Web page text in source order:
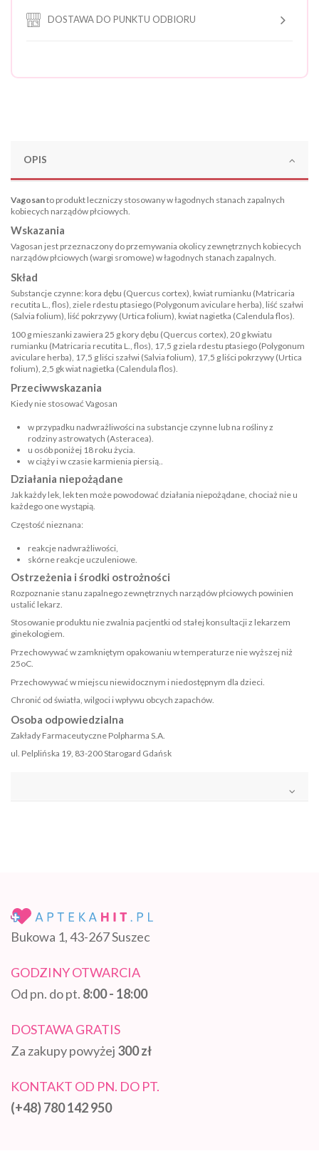
DOSTAWA DO PUNKTU ODBIORU
OPIS
Vagosanto produkt leczniczy stosowany w łagodnych stanach zapalnych
kobiecych narządów płciowych.
Wskazania
Vagosan jest przeznaczony do przemywania okolicy zewnętrznych kobiecych
narządów płciowych (wargi sromowe) w łagodnych stanach zapalnych.
Skład
Substancje czynne: kora dębu (Quercus cortex), kwiat rumianku (Matricaria
recutita L., flos), ziele rdestu ptasiego (Polygonum aviculare herba), liść szałwi
(Salvia folium), liść pokrzywy (Urtica folium), kwiat nagietka (Calendula flos).
100 g mieszanki zawiera 25 g kory dębu (Quercus cortex), 20 g kwiatu
rumianku (Matricaria recutita L., flos), 17,5 g ziela rdestu ptasiego (Polygonum
aviculare herba), 17,5 g liści szałwi (Salvia folium), 17,5 g liści pokrzywy (Urtica
folium), 2,5 gk wiat nagietka (Calendula flos).
Przeciwwskazania
Kiedy nie stosować Vagosan
w przypadku nadwrażliwości na substancje czynne lub na rośliny z
rodziny astrowatych (Asteracea).
u osób poniżej 18 roku życia.
w ciąży i w czasie karmienia piersią..
Działania niepożądane
Jak każdy lek, lek ten może powodować działania niepożądane, chociaż nie u
każdego one wystąpią.
Częstość nieznana:
reakcje nadwrażliwości,
skórne reakcje uczuleniowe.
Ostrzeżenia i środki ostrożności
Rozpoznanie stanu zapalnego zewnętrznych narządów płciowych powinien
ustalić lekarz.
Stosowanie produktu nie zwalnia pacjentki od stałej konsultacji z lekarzem
ginekologiem.
Przechowywać w zamkniętym opakowaniu w temperaturze nie wyższej niż
25oC.
Przechowywać w miejscu niewidocznym i niedostępnym dla dzieci.
Chronić od światła, wilgoci i wpływu obcych zapachów.
Osoba odpowiedzialna
Zakłady Farmaceutyczne Polpharma S.A.
ul. Pelplińska 19, 83-200 Starogard Gdańsk
Bukowa 1, 43-267 Suszec
GODZINY OTWARCIA
Od pn. do pt. 8:00 - 18:00
DOSTAWA GRATIS
Za zakupy powyżej 300 zł
KONTAKT OD PN. DO PT.
(+48) 780 142 950